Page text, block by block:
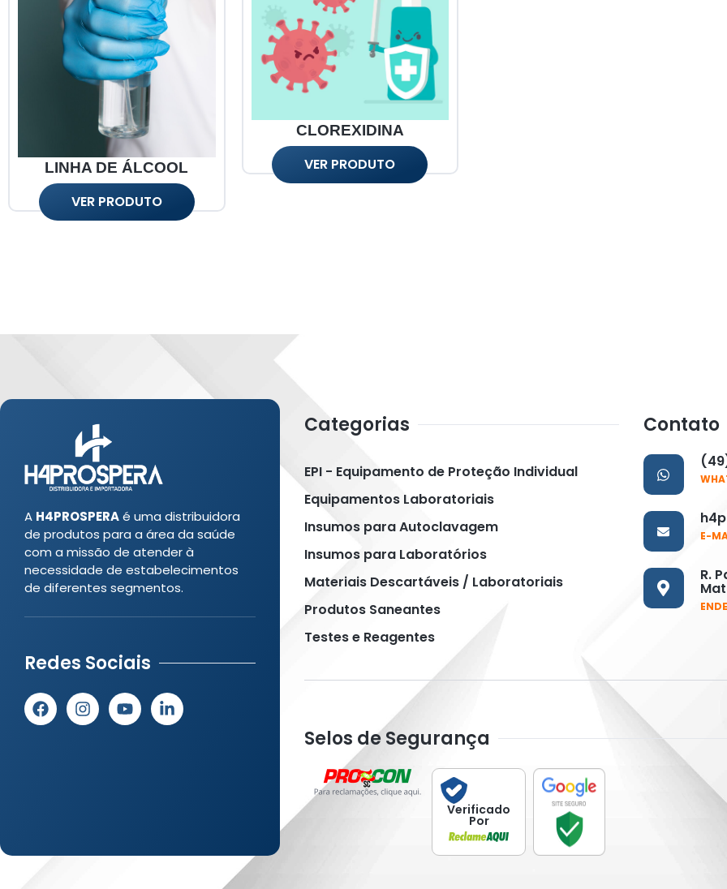
LINHA DE ÁLCOOL
VER PRODUTO
CLOREXIDINA
VER PRODUTO
A H4PROSPERAé uma distribuidora
de produtos para a área da saúde
com a missão de atender à
necessidade de estabelecimentos
de diferentes segmentos.
Redes Sociais
Categorias
EPI - Equipamento de Proteção Individual
Equipamentos Laboratoriais
Insumos para Autoclavagem
Insumos para Laboratórios
Materiais Descartáveis / Laboratoriais
Produtos Saneantes
Testes e Reagentes
Contato
E-
R.
Selos de Segurança
Verificado
Por